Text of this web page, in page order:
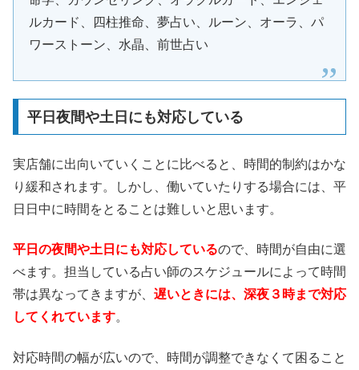
ルカード、四柱推命、夢占い、ルーン、オーラ、パ
ワーストーン、水晶、前世占い
平日夜間や土日にも対応している
実店舗に出向いていくことに比べると、時間的制約はかな
り緩和されます。しかし、働いていたりする場合には、平
日日中に時間をとることは難しいと思います。
平日の夜間や土日にも対応しているので、時間が自由に選
べます。担当している占い師のスケジュールによって時間
帯は異なってきますが、 遅いときには、深夜３時まで対応
してくれています。
対応時間の幅が広いので、時間が調整できなくて困ること